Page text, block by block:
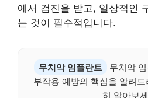
에서 검진을 받고, 일상적인
는 것이 필수적입니다.
무치악 임플란트
무치악
부작용 예방의 핵심을 알려
히 알아보